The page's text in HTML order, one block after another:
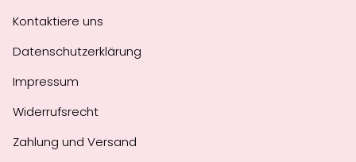
Kontaktiere uns
Datenschutzerklärung
Impressum
Widerrufsrecht
Zahlung und Versand